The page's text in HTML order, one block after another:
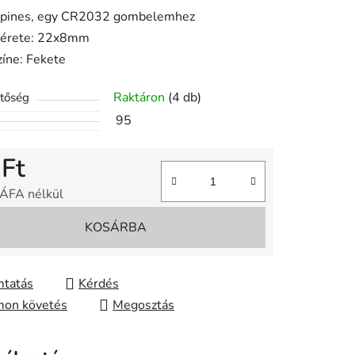
egy CR2032 gombelemhez
22x8mm
Fekete
Raktáron (4 db)
95
nélkül
KOSÁRBA
Kérdés
követés
Megosztás